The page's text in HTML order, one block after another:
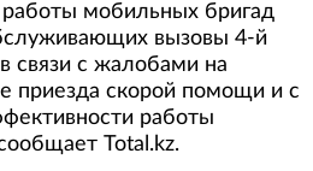
мобильных бригад
вызовы 4-й
связи с жалобами на
приезда скорой помощи и с
работы
Total.kz.